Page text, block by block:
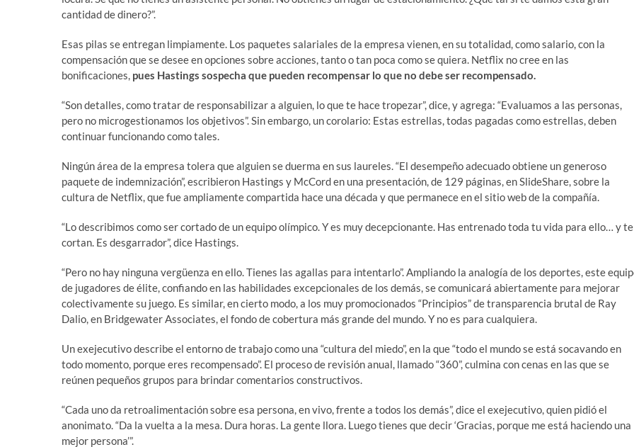
cantidad de dinero?”.
Esas pilas se entregan limpiamente. Los paquetes salariales de la empresa vienen, en su totalidad, como salario, con la
compensación que se desee en opciones sobre acciones, tanto o tan poca como se quiera. Netflix no cree en las
bonificaciones, pues Hastings sospecha que pueden recompensar lo que no debe ser recompensado.
“Son detalles, como tratar de responsabilizar a alguien, lo que te hace tropezar”, dice, y agrega: “Evaluamos a las personas,
pero no microgestionamos los objetivos”. Sin embargo, un corolario: Estas estrellas, todas pagadas como estrellas, deben
continuar funcionando como tales.
Ningún área de la empresa tolera que alguien se duerma en sus laureles. “El desempeño adecuado obtiene un generoso
paquete de indemnización”, escribieron Hastings y McCord en una presentación, de 129 páginas, en SlideShare, sobre la
cultura de Netflix, que fue ampliamente compartida hace una década y que permanece en el sitio web de la compañía.
“Lo describimos como ser cortado de un equipo olímpico. Y es muy decepcionante. Has entrenado toda tu vida para ello… y te
cortan. Es desgarrador”, dice Hastings.
“Pero no hay ninguna vergüenza en ello. Tienes las agallas para intentarlo”. Ampliando la analogía de los deportes, este
de jugadores de élite, confiando en las habilidades excepcionales de los demás, se comunicará abiertamente para mejorar
colectivamente su juego. Es similar, en cierto modo, a los muy promocionados “Principios” de transparencia brutal de Ray
Dalio, en Bridgewater Associates, el fondo de cobertura más grande del mundo. Y no es para cualquiera.
Un exejecutivo describe el entorno de trabajo como una “cultura del miedo”, en la que “todo el mundo se está socavando en
todo momento, porque eres recompensado”. El proceso de revisión anual, llamado “360”, culmina con cenas en las que se
reúnen pequeños grupos para brindar comentarios constructivos.
“Cada uno da retroalimentación sobre esa persona, en vivo, frente a todos los demás”, dice el exejecutivo, quien pidió el
anonimato. “Da la vuelta a la mesa. Dura horas. La gente llora. Luego tienes que decir ‘Gracias, porque me está haciendo una
mejor persona’”.